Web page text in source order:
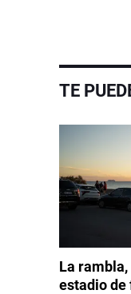
TE
La rambla,
estadio